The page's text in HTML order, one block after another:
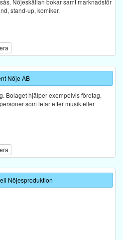
stand-up, komiker,
Nöje AB
Bolaget hjälper exempelvis företag,
som letar efter musik eller
Nöjesproduktion